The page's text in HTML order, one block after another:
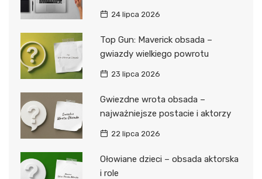
24 lipca 2026
Top Gun: Maverick obsada –
gwiazdy wielkiego powrotu
23 lipca 2026
Gwiezdne wrota obsada –
najważniejsze postacie i aktorzy
22 lipca 2026
Ołowiane dzieci – obsada aktorska
i role